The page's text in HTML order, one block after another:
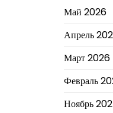
Май 2026
Апрель
Март 2026
Февраль
Ноябрь